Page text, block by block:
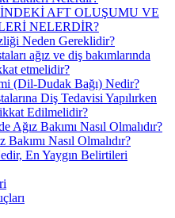
AFT OLUŞUMU VE
NELERDİR?
Neden Gereklidir?
ağız ve diş bakımlarında
etmelidir?
(Dil-Dudak Bağı) Nedir?
Diş Tedavisi Yapılırken
Edilmelidir?
Ağız Bakımı Nasıl Olmalıdır?
Bakımı Nasıl Olmalıdır?
En Yaygın Belirtileri